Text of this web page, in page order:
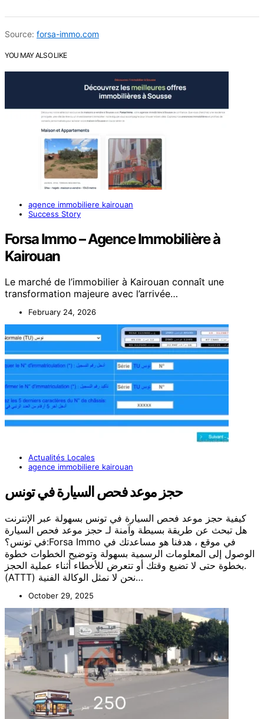
Source: forsa-immo.com
YOU MAY ALSO LIKE
agence immobiliere kairouan
Success Story
Forsa Immo – Agence Immobilière à
Kairouan
Le marché de l’immobilier à Kairouan connaît une
transformation majeure avec l’arrivée…
February 24, 2026
Actualités Locales
agence immobiliere kairouan
حجز موعد فحص السيارة في تونس
كيفية حجز موعد فحص السيارة في تونس بسهولة عبر الإنترنت
هل تبحث عن طريقة بسيطة وآمنة لـ حجز موعد فحص السيارة
في تونس؟:Forsa Immo في موقع ، هدفنا هو مساعدتك في
الوصول إلى المعلومات الرسمية بسهولة وتوضيح الخطوات خطوة
بخطوة حتى لا تضيع وقتك أو تتعرض للأخطاء أثناء عملية الحجز.
(ATTT) نحن لا نمثل الوكالة الفنية…
October 29, 2025